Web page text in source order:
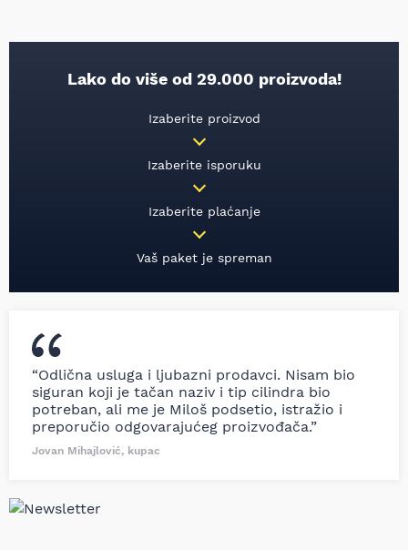
Lako do više od 29.000 proizvoda!
Izaberite proizvod
Izaberite isporuku
Izaberite plaćanje
Vaš paket je spreman
“Odlična usluga i ljubazni prodavci. Nisam bio
siguran koji je tačan naziv i tip cilindra bio
potreban, ali me je Miloš podsetio, istražio i
preporučio odgovarajućeg proizvođača.”
Jovan Mihajlović, kupac